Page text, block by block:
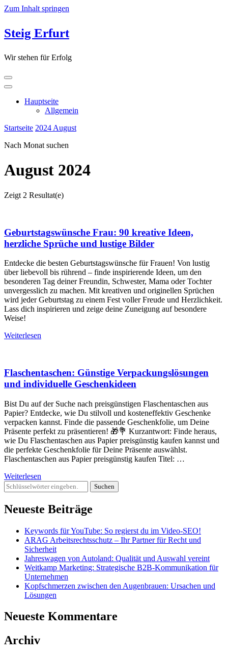
Zum Inhalt springen
Steig Erfurt
Wir stehen für Erfolg
Hauptseite
Allgemein
Startseite 2024 August
Nach Monat suchen
August 2024
Zeigt 2 Resultat(e)
Geburtstagswünsche Frau: 90 kreative Ideen,
herzliche Sprüche und lustige Bilder
Entdecke die besten Geburtstagswünsche für Frauen! Von lustig
über liebevoll bis rührend – finde inspirierende Ideen, um den
besonderen Tag deiner Freundin, Schwester, Mama oder Tochter
unvergesslich zu machen. Mit kreativen und originellen Sprüchen
wird jeder Geburtstag zu einem Fest voller Freude und Herzlichkeit.
Lass dich inspirieren und zeige deine Zuneigung auf besondere
Weise!
Weiterlesen
Flaschentaschen: Günstige Verpackungslösungen
und individuelle Geschenkideen
Bist Du auf der Suche nach preisgünstigen Flaschentaschen aus
Papier? Entdecke, wie Du stilvoll und kosteneffektiv Geschenke
verpacken kannst. Finde die passende Geschenkfolie, um Deine
Präsente perfekt zu präsentieren! 🎁💐 Kurzantwort: Finde heraus,
wie Du Flaschentaschen aus Papier preisgünstig kaufen kannst und
die perfekte Geschenkfolie für Deine Präsente auswählst.
Flaschentaschen aus Papier preisgünstig kaufen Titel: …
Weiterlesen
Suchst
du
nach
etwas?
Neueste Beiträge
Keywords für YouTube: So regierst du im Video-SEO!
ARAG Arbeitsrechtsschutz – Ihr Partner für Recht und
Sicherheit
Jahreswagen von Autoland: Qualität und Auswahl vereint
Weitkamp Marketing: Strategische B2B-Kommunikation für
Unternehmen
Kopfschmerzen zwischen den Augenbrauen: Ursachen und
Lösungen
Neueste Kommentare
Archiv